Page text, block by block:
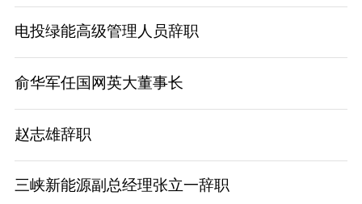
电投绿能高级管理人员辞职
俞华军任国网英大董事长
赵志雄辞职
三峡新能源副总经理张立一辞职